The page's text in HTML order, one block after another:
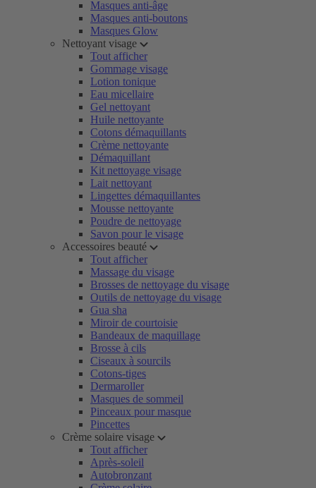
Masques anti-âge
Masques anti-boutons
Masques Glow
Nettoyant visage
Tout afficher
Gommage visage
Lotion tonique
Eau micellaire
Gel nettoyant
Huile nettoyante
Cotons démaquillants
Crème nettoyante
Démaquillant
Kit nettoyage visage
Lait nettoyant
Lingettes démaquillantes
Mousse nettoyante
Poudre de nettoyage
Savon pour le visage
Accessoires beauté
Tout afficher
Massage du visage
Brosses de nettoyage du visage
Outils de nettoyage du visage
Gua sha
Miroir de courtoisie
Bandeaux de maquillage
Brosse à cils
Ciseaux à sourcils
Cotons-tiges
Dermaroller
Masques de sommeil
Pinceaux pour masque
Pincettes
Crème solaire visage
Tout afficher
Après-soleil
Autobronzant